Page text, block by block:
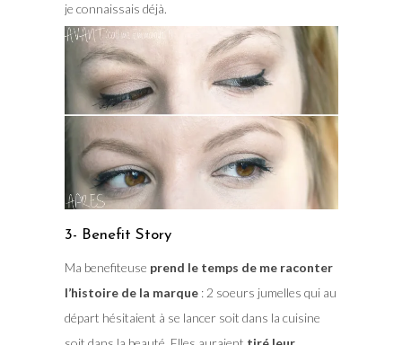
je connaissais déjà.
3- Benefit Story
Ma benefiteuse prend le temps de me raconter
l’histoire de la marque: 2 soeurs jumelles qui au
départ hésitaient à se lancer soit dans la cuisine